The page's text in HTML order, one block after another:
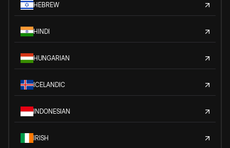
HEBREW
HINDI
HUNGARIAN
ICELANDIC
INDONESIAN
IRISH